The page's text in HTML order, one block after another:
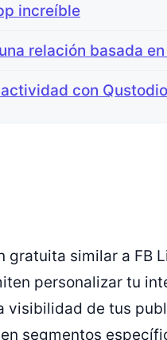
increíble
relación basada
con Qustodio
gratuita similar a FB
personalizar tu
visibilidad de tus
segmentos